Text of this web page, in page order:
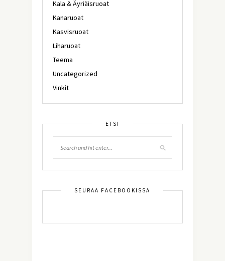
Kala & Äyriäisruoat
Kanaruoat
Kasvisruoat
Liharuoat
Teema
Uncategorized
Vinkit
ETSI
SEURAA FACEBOOKISSA